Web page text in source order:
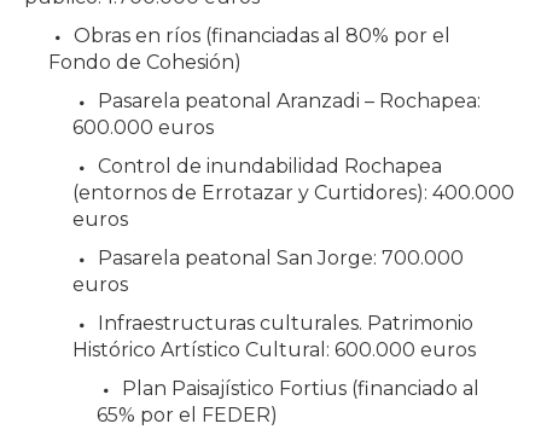
Obras en ríos (financiadas al 80% por el
Fondo de Cohesión)
Pasarela peatonal Aranzadi – Rochapea:
600.000 euros
Control de inundabilidad Rochapea
(entornos de Errotazar y Curtidores): 400.000
euros
Pasarela peatonal San Jorge: 700.000
euros
Infraestructuras culturales. Patrimonio
Histórico Artístico Cultural: 600.000 euros
Plan Paisajístico Fortius (financiado al
65% por el FEDER)